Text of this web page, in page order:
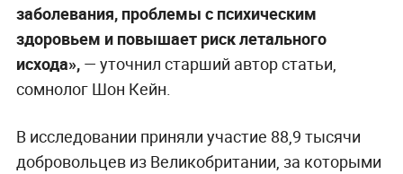
заболевания, проблемы с психическим
здоровьем и повышает риск летального
исхода»,— уточнил старший автор статьи,
сомнолог Шон Кейн.
В исследовании приняли участие 88,9 тысячи
добровольцев из Великобритании, за которыми